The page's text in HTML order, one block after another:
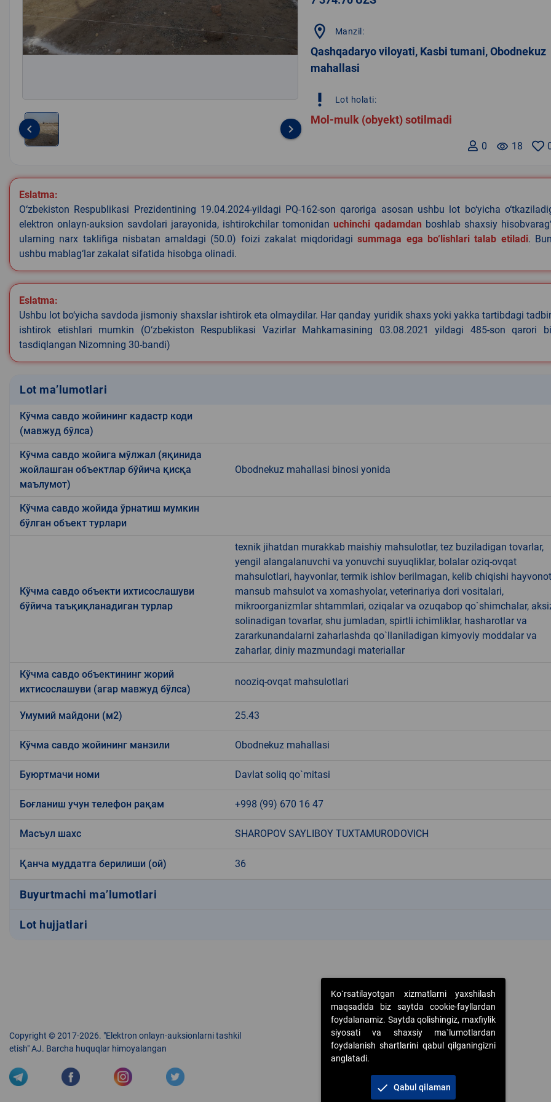
of
1
keyboard_arrow_left keyboard_arrow_right
location_on Manzil:
Qashqadaryo viloyati, Kasbi tumani, Obodnekuz
mahallasi
priority_high Lot holati:
Mol-mulk (obyekt) sotilmadi
remove_red_eye 18
0
Eslatma:
O‘zbekiston Respublikasi Prezidentining 19.04.2024-yildagi PQ-162-son qaroriga asosan ushbu lot bo‘yicha
elektron onlayn-auksion savdolari jarayonida, ishtirokchilar tomonidanuchinchi qadamdan boshlab shaxsiy
ularning narx taklifiga nisbatan amaldagi (50.0) foizi zakalat miqdoridagisummaga ega bo‘lishlari talab etiladi.
ushbu mablag‘lar zakalat sifatida hisobga olinadi.
Eslatma:
Ushbu lot bo‘yicha savdoda jismoniy shaxslar ishtirok eta olmaydilar. Har qanday yuridik shaxs yoki yakka tartibdagi
ishtirok etishlari mumkin (O‘zbekiston Respublikasi Vazirlar Mahkamasining 03.08.2021 yildagi 485-son qarori
tasdiqlangan Nizomning 30-bandi)
Lot ma’lumotlari
Кўчма савдо жойининг кадастр коди
(мавжуд бўлса)
Кўчма савдо жойига мўлжал (яқинида
жойлашган объектлар бўйича қисқа
маълумот)
Obodnekuz mahallasi binosi yonida
Кўчма савдо жойида ўрнатиш мумкин
бўлган объект турлари
Кўчма савдо объекти ихтисослашуви
бўйича таъқиқланадиган турлар
texnik jihatdan murakkab maishiy mahsulotlar, tez buziladigan tovarlar,
yengil alangalanuvchi va yonuvchi suyuqliklar, bolalar oziq-ovqat
mahsulotlari, hayvonlar, termik ishlov berilmagan, kelib chiqishi
mansub mahsulot va xomashyolar, veterinariya dori vositalari,
mikroorganizmlar shtammlari, oziqalar va ozuqabop qo`shimchalar,
solinadigan tovarlar, shu jumladan, spirtli ichimliklar, hasharotlar va
zararkunandalarni zaharlashda qo`llaniladigan kimyoviy moddalar va
zaharlar, diniy mazmundagi materiallar
Кўчма савдо объектининг жорий
ихтисослашуви (агар мавжуд бўлса)
nooziq-ovqat mahsulotlari
Умумий майдони (м2) 25.43
Кўчма савдо жойининг манзили Obodnekuz mahallasi
Буюртмачи номи Davlat soliq qo`mitasi
Боғланиш учун телефон рақам +998 (99) 670 16 47
Масъул шахс SHAROPOV SAYLIBOY TUXTAMURODOVICH
Қанча муддатга берилиши (ой) 36
Buyurtmachi ma’lumotlari
Lot hujjatlari
Copyright © 2017-2026. "Elektron onlayn-auksionlarni tashkil
etish" AJ. Barcha huquqlar himoyalangan
Ko`rsatilayotgan xizmatlarni yaxshilash
maqsadida biz saytda cookie-fayllardan
foydalanamiz. Saytda qolishingiz, maxfiylik
siyosati va shaxsiy ma`lumotlardan
foydalanish shartlarini qabul qilganingizni
anglatadi.
check Qabul qilaman